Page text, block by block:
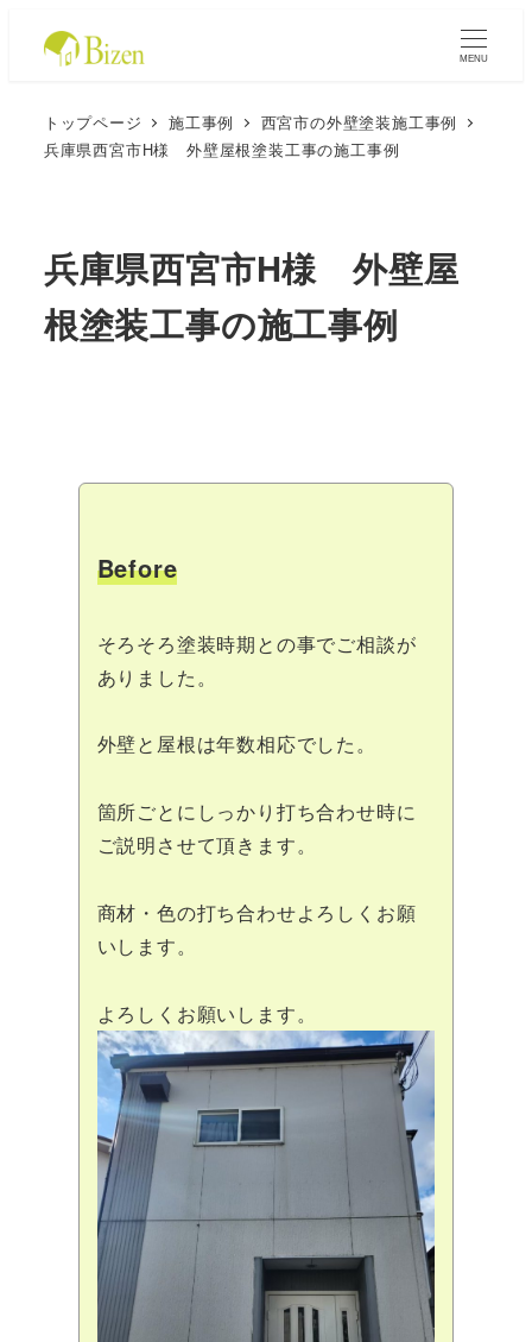
MENU
トップページ 施工事例
西宮市の外壁塗装施工事例
兵庫県西宮市H様 外壁屋根塗装工事の施工事例
兵庫県西宮市H様 外壁屋
根塗装工事の施工事例
Before
そろそろ塗装時期との事でご相談が
ありました。
外壁と屋根は年数相応でした。
箇所ごとにしっかり打ち合わせ時に
ご説明させて頂きます。
商材・色の打ち合わせよろしくお願
いします。
よろしくお願いします。